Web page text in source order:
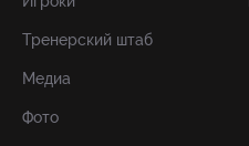
Тренерский штаб
Медиа
Фото